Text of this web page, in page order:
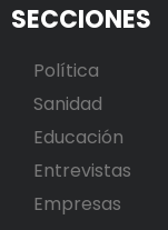
SECCIONES
Política
Sanidad
Educación
Entrevistas
Empresas